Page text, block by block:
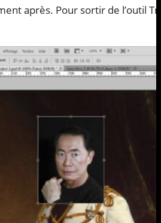
après. Pour sortir de l’outil